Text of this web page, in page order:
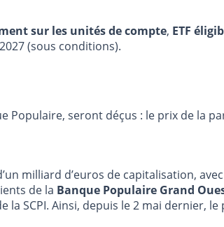
sur les unités de compte, ETF
(sous conditions).
seront déçus : le prix de la
milliard d’euros de capitalisation,
de la Banque Populaire Grand
SCPI. Ainsi, depuis le 2 mai dernier,